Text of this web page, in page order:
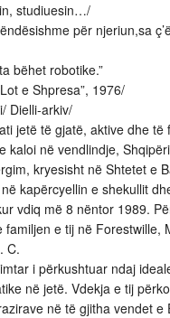
studiuesin…/
për njeriun,sa
bëhet robotike.”
e Shpresa”, 1976/
Dielli-arkiv/
jetë të gjatë, aktive dhe të
kaloi në vendlindje,
kryesisht në Shtetet e
kapërcyellin e shekullit
vdiq më 8 nëntor 1989.
familjen e tij në Forestwille,
C.
i përkushtuar ndaj
në jetë. Vdekja e tij
në të gjitha vendet e